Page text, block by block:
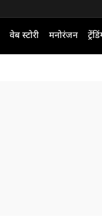
वेब स्टोरी मनोरंजन